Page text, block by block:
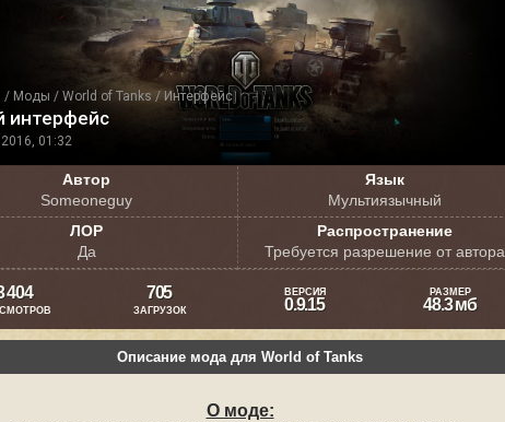
/ Моды / World of Tanks / Интерфейс
01:32
интерфейс
Автор
Someoneguy
Язык
Мультиязычный
ЛОР
Да
Распространение
Требуется разрешение от автора
404 705
ЗАГРУЗОК
ВЕРСИЯ
0.9.15
РАЗМЕР
48.3 мб
Описание мода для World of Tanks
О моде: